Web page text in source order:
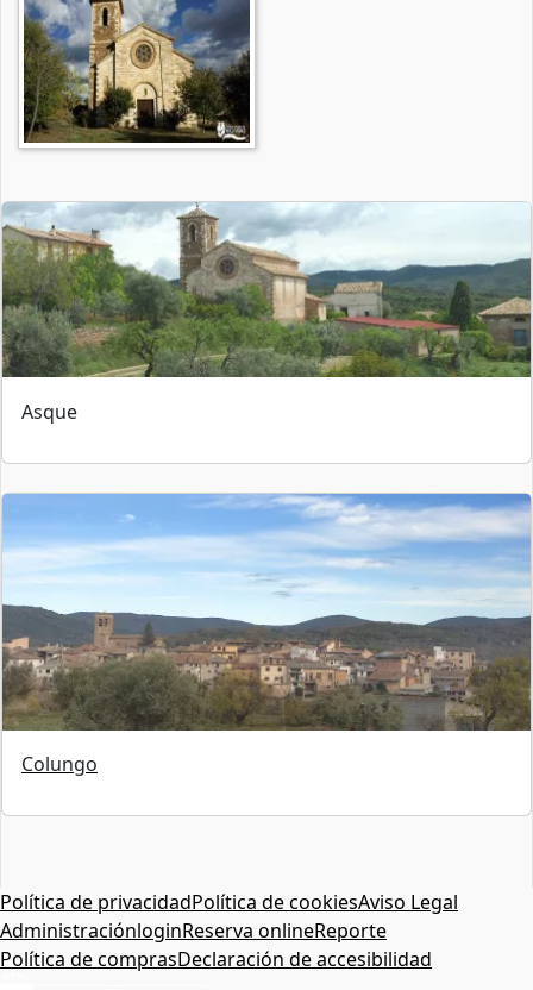
Asque
Colungo
Política de privacidadPolítica de cookiesAviso Legal
AdministraciónloginReserva onlineReporte
Política de comprasDeclaración de accesibilidad